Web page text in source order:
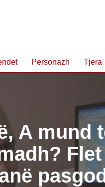
Personazh Tjera
A mund
Flet